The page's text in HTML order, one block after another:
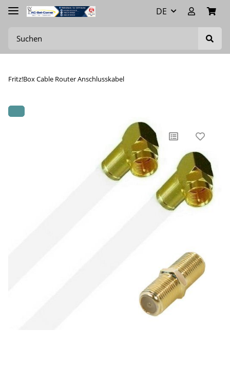
DE
Fritz!Box Cable Router Anschlusskabel